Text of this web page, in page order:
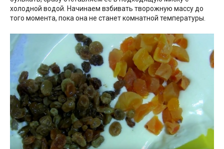
холодной водой. Начинаем взбивать творожную массу до
того момента, пока она не станет комнатной температуры.